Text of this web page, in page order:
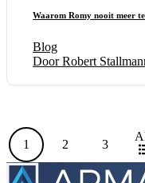
Waarom Romy nooit meer
Blog
Door Robert
1 2 3